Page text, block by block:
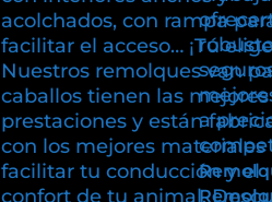
acolchados, con rampa
facilitar el acceso… ¡Tú
Nuestros remolques van
caballos tienen las mejores
prestaciones y están
con los mejores materiales
facilitar tu conducción y el
confort de tu animal.
a